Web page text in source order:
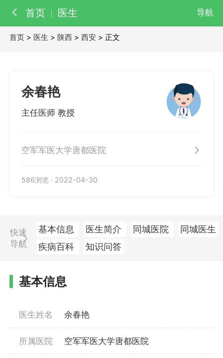
首页 医生 导航
医生
首页 > 医生 >陕西 >西安 > 正文
余春艳
主任医师 教授
空军军医大学唐都医院
586浏览 · 2022-04-30
快速
导航
基本信息 医生简介 同城医院
同城医生
疾病百科
知识问答
基本信息
医生姓名 余春艳
所属医院 空军军医大学唐都医院